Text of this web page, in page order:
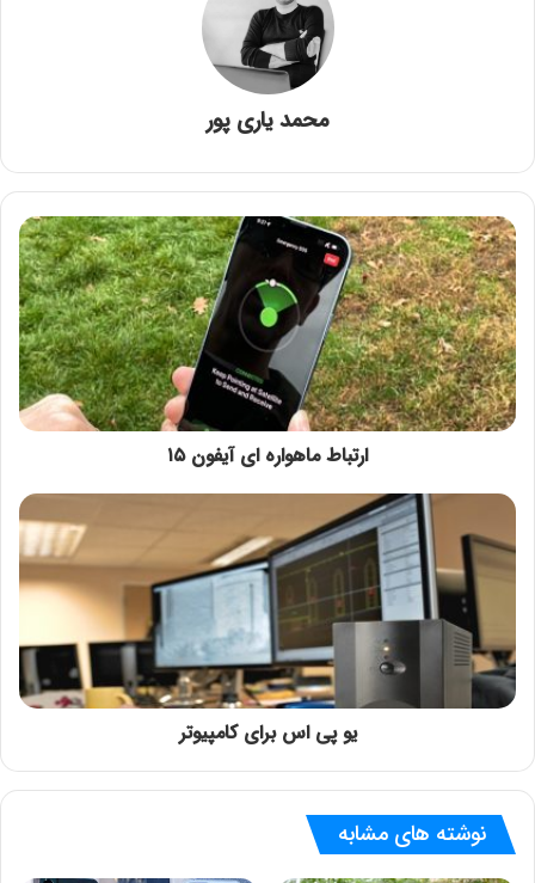
محمد یاری پور
ارتباط ماهواره ‌ای آیفون ۱۵
یو پی اس برای کامپیوتر
نوشته های مشابه